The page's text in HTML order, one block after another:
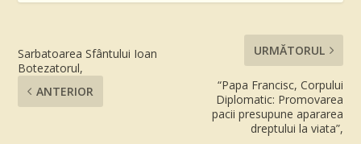
Sarbatoarea Sfântului Ioan
Botezatorul,
ANTERIOR
URMĂTORUL
“Papa Francisc, Corpului
Diplomatic: Promovarea
pacii presupune apararea
dreptului la viata”,